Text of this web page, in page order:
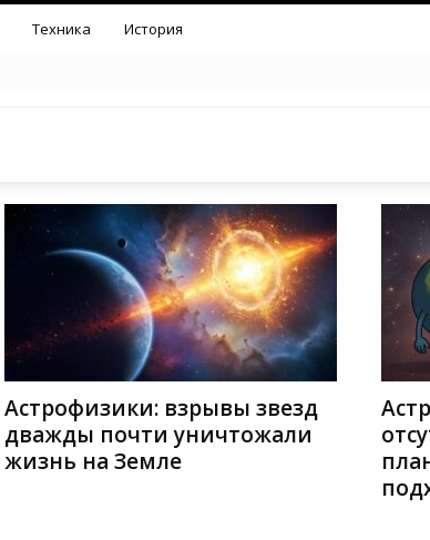
Техника История
Астрофизики: взрывы звезд
дважды почти уничтожали
жизнь на Земле